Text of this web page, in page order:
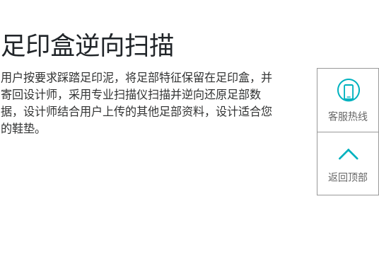
足印盒逆向扫描
用户按要求踩踏足印泥，将足部特征保留在足印盒，并
寄回设计师，采用专业扫描仪扫描并逆向还原足部数
据，设计师结合用户上传的其他足部资料，设计适合您
的鞋垫。

客服热线

返回顶部